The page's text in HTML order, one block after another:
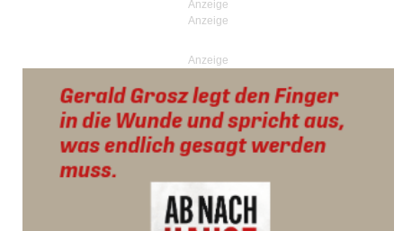
Anzeige